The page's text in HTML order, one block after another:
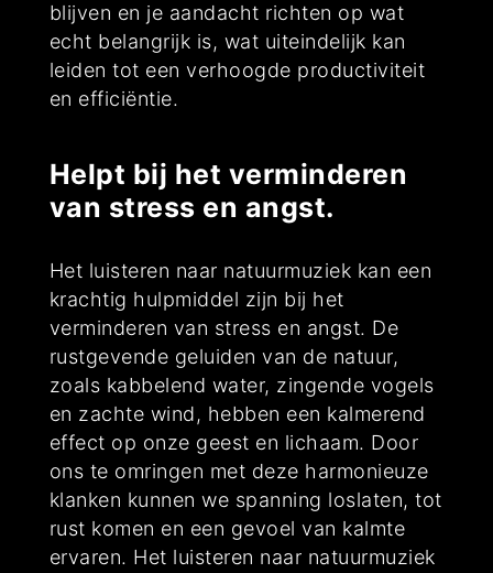
blijven en je aandacht richten op wat
echt belangrijk is, wat uiteindelijk kan
leiden tot een verhoogde productiviteit
en efficiëntie.
Helpt bij het verminderen
van stress en angst.
Het luisteren naar natuurmuziek kan een
krachtig hulpmiddel zijn bij het
verminderen van stress en angst. De
rustgevende geluiden van de natuur,
zoals kabbelend water, zingende vogels
en zachte wind, hebben een kalmerend
effect op onze geest en lichaam. Door
ons te omringen met deze harmonieuze
klanken kunnen we spanning loslaten, tot
rust komen en een gevoel van kalmte
ervaren. Het luisteren naar natuurmuziek